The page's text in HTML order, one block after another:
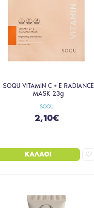
SOQU
SOQU VITAMIN C + E RADIANCE
MASK 23g
2,10€
ΚΑΛΆΘΙ